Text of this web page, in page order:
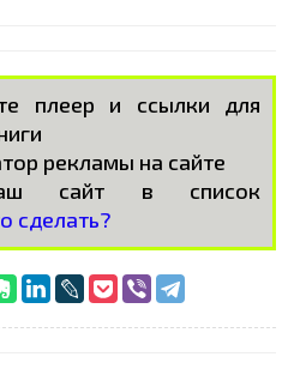
плеер и ссылки для
рекламы на сайте
сайт в список
сделать?